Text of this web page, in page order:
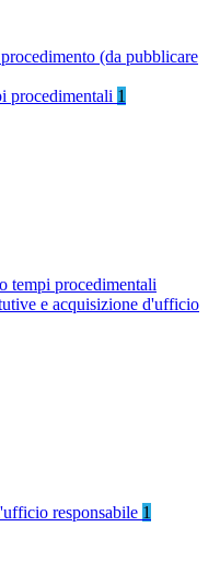
(da pubblicare
procedimentali 1
tempi procedimentali
e acquisizione d'ufficio
responsabile 1